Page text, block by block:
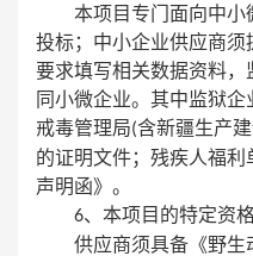
本项目专门面向中小
投标；中小企业供应商
要求填写相关数据资料
同小微企业。其中监狱企
戒毒管理局(含新疆生产
的证明文件；残疾人福
声明函》。
6、本项目的特定资格
供应商须具备《野生